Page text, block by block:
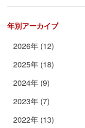
年別アーカイブ
2026年 (12)
2025年 (18)
2024年 (9)
2023年 (7)
2022年 (13)